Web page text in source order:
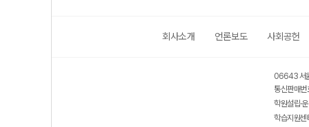
회사소개 언론보도 사회공헌
06643 서
통신판매
학원설립·
학습지원